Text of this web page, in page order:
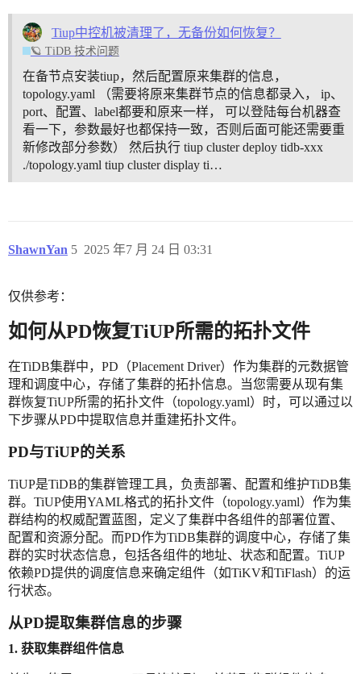
Tiup中控机被清理了，无备份如何恢复？
🪐 TiDB 技术问题
在备节点安装tiup，然后配置原来集群的信息，
topology.yaml （需要将原来集群节点的信息都录入， ip、
port、配置、label都要和原来一样， 可以登陆每台机器查
看一下，参数最好也都保持一致，否则后面可能还需要重
新修改部分参数） 然后执行 tiup cluster deploy tidb-xxx
./topology.yaml tiup cluster display ti…
ShawnYan 2025 年7 月 24 日 03:31
5
仅供参考：
如何从PD恢复TiUP所需的拓扑文件
在TiDB集群中，PD（Placement Driver）作为集群的元数据管
理和调度中心，存储了集群的拓扑信息。当您需要从现有集
群恢复TiUP所需的拓扑文件（topology.yaml）时，可以通过以
下步骤从PD中提取信息并重建拓扑文件。
PD与TiUP的关系
TiUP是TiDB的集群管理工具，负责部署、配置和维护TiDB集
群。TiUP使用YAML格式的拓扑文件（topology.yaml）作为集
群结构的权威配置蓝图，定义了集群中各组件的部署位置、
配置和资源分配。而PD作为TiDB集群的调度中心，存储了集
群的实时状态信息，包括各组件的地址、状态和配置。TiUP
依赖PD提供的调度信息来确定组件（如TiKV和TiFlash）的运
行状态。
从PD提取集群信息的步骤
1. 获取集群组件信息